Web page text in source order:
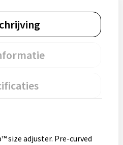
size adjuster. Pre-curved